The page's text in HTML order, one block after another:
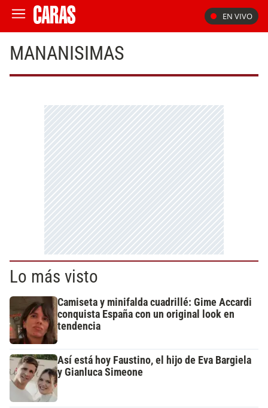
EN VIVO
MANANISIMAS
Lo más visto
Camiseta y minifalda cuadrillé: Gime Accardi
conquista España con un original look en
tendencia
Así está hoy Faustino, el hijo de Eva Bargiela
y Gianluca Simeone